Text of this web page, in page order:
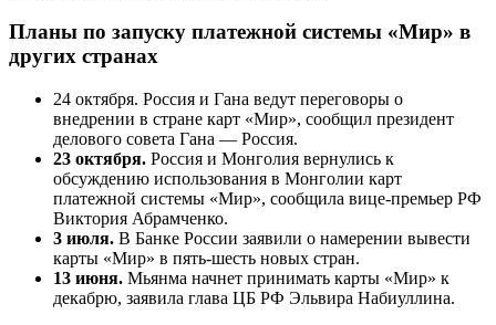
Планы по запуску платежной системы «Мир» в
других странах
24 октября. Россия и Гана ведут переговоры о
внедрении в стране карт «Мир», сообщил президент
делового совета Гана — Россия.
23 октября. Россия и Монголия вернулись к
обсуждению использования в Монголии карт
платежной системы «Мир», сообщила вице-премьер РФ
Виктория Абрамченко.
3 июля. В Банке России заявили о намерении вывести
карты «Мир» в пять-шесть новых стран.
13 июня. Мьянма начнет принимать карты «Мир» к
декабрю, заявила глава ЦБ РФ Эльвира Набиуллина.